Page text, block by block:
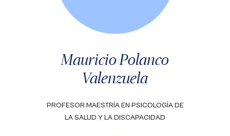
Mauricio Polanco
Valenzuela
PROFESOR MAESTRÍA EN PSICOLOGÍA DE
LA SALUD Y LA DISCAPACIDAD